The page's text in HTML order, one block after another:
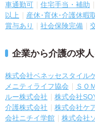
車通勤可 住宅手当・補助
以上
産休･育休･介護休暇
賞与あり
社会保険完備
企業から介護の求
株式会社ベネッセスタイル
メニティライフ協会
ＳＯ
ルー株式会社
株式会社
介護株式会社
株式会社ケ
会社ニチイ学館
株式会社